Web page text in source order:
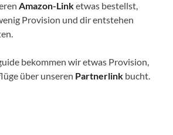
Amazon-Linketwas bestellst,
Provision und dir entstehen
bekommen wir etwas Provision,
über unseren Partnerlink bucht.